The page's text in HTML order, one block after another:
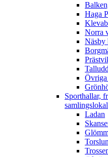
Haga
Norra
Näsby
Övriga
Sporthallar,
Ladan